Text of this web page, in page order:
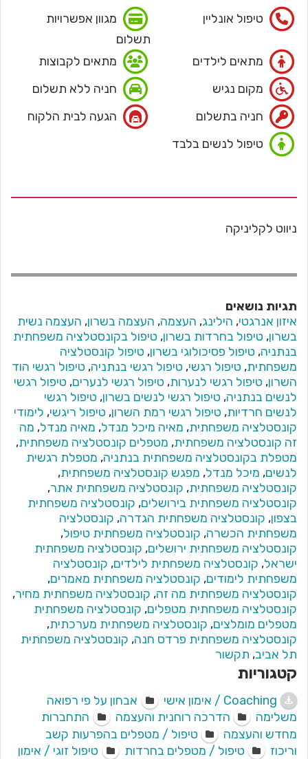
טיפול אונליין
מגוון אפשרויות
תשלום
מתאים לילדים
מתאים לקבוצות
מקום נגיש
חניה ללא תשלום
חניה בתשלום
הגעה לבית הלקוח
טיפול לנשים בלבד
ניווט לקליניקה
תגיות נושאים
איזון אנרגטי, הילינג, העצמה, העצמה בשרון, העצמה נשית
בשרון, טיפול בחרדות בשרון, טיפול בקונסטלציה משפחתית
בנתניה, טיפול פסיכולוגי בשרון, טיפול קונסטלציה
משפחתית, טיפול רגשי, טיפול רגשי בנתניה, טיפול רגשי הוד
השרון, טיפול רגשי לנערות, טיפול רגשי לנערים, טיפול רגשי
לנשים בנתניה, טיפול רגשי לנשים בשרון, טיפול רגשי
לנשים חרדיות, טיפול רגשי רמת השרון, טיפול ריגשי, לימודי
קונסטלציה משפחתית, מאיה מיכל מנדל, מאיה מנדל, מה
זה קונסטלציה משפחתית, מטפלים קונסטלציה משפחתית,
מטפלת בקונסטלציה משפחתית בנתניה, מטפלת רגשית
לנשים, מיכל מנדל, מפגש קונסטלציה משפחתית,
קונסטלציה משפחתית, קונסטלציה משפחתית אתר,
קונסטלציה משפחתית בירושלים, קונסטלציה משפחתית
בצפון, קונסטלציה משפחתית הגדרה, קונסטלציה
משפחתית הכשרה, קונסטלציה משפחתית טיפול,
קונסטלציה משפחתית ירושלים, קונסטלציה משפחתית
ישראל, קונסטלציה משפחתית לילדים, קונסטלציה
משפחתית לימודים, קונסטלציה משפחתית מאמרים,
קונסטלציה משפחתית מה זה, קונסטלציה משפחתית מחיר,
קונסטלציה משפחתית מטפלים, קונסטלציה משפחתית
מטפלים מומלצים, קונסטלציה משפחתית מערכתית,
קונסטלציה משפחתית פרדס חנה, קונסטלציה משפחתית
תל אביב, תקשור
קטגוריות
Coaching / אימון אישי
אבחון על פי רפואה
משלימה
הדרכה רוחנית והעצמה
התחברות
מחדש והעצמה
טיפול / מטפלים בהפרעות קשב
וריכוז
טיפול / מטפלים בחרדות
טיפול זוגי / אימון